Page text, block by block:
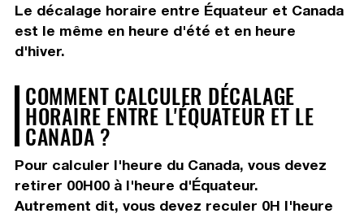
Le décalage horaire entre Équateur et Canada
est le même en heure d'été et en heure
d'hiver.
COMMENT CALCULER DÉCALAGE
HORAIRE ENTRE L'ÉQUATEUR ET LE
CANADA ?
Pour calculer l'heure du Canada, vous devez
retirer 00H00à l'heure d'Équateur.
Autrement dit, vous devez reculer 0H l'heure